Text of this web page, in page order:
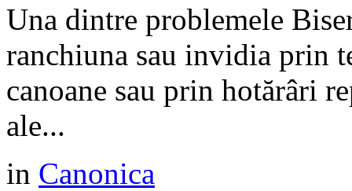
Una dintre problemele
ranchiuna sau invidia prin
canoane sau prin hotărâri
ale...
in Canonica